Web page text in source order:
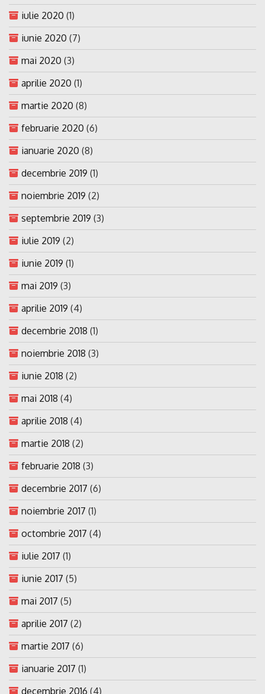
iulie 2020 (1)
iunie 2020 (7)
mai 2020 (3)
aprilie 2020 (1)
martie 2020 (8)
februarie 2020 (6)
ianuarie 2020 (8)
decembrie 2019 (1)
noiembrie 2019 (2)
septembrie 2019 (3)
iulie 2019 (2)
iunie 2019 (1)
mai 2019 (3)
aprilie 2019 (4)
decembrie 2018 (1)
noiembrie 2018 (3)
iunie 2018 (2)
mai 2018 (4)
aprilie 2018 (4)
martie 2018 (2)
februarie 2018 (3)
decembrie 2017 (6)
noiembrie 2017 (1)
octombrie 2017 (4)
iulie 2017 (1)
iunie 2017 (5)
mai 2017 (5)
aprilie 2017 (2)
martie 2017 (6)
ianuarie 2017 (1)
decembrie 2016 (4)